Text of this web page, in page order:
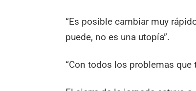
“Es posible cambiar muy
puede, no es una utopía”.
“Con todos los problemas que